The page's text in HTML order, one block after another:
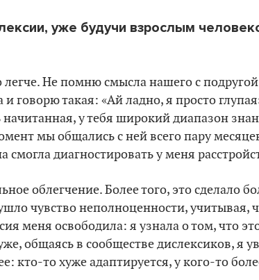
уже будучи взрослым
легче. Не помню смысла нашего с
говорю такая: «Ай ладно, я просто
у тебя широкий диапазон
мы общались с ней всего пару
смогла диагностировать у меня
облегчение. Более того, это сделало
чувство неполноценности, учитывая,
меня освободила: я узнала о том, что
общаясь в сообществе дислексиков, я
кто-то хуже адаптируется, у кого-то